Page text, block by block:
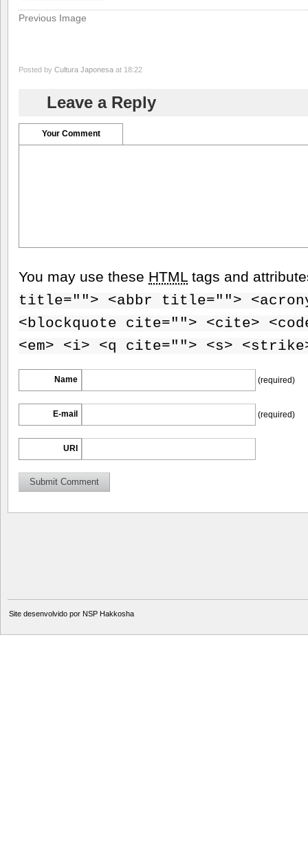
Previous Image
Posted by Cultura Japonesa at 18:22
Leave a Reply
Your Comment
You may use these HTML tags and
title=""> <abbr title="">
<blockquote cite=""> <cite>
<em> <i> <q cite=""> <s>
Name (required)
E-mail (required)
URI
Site desenvolvido por NSP Hakkosha